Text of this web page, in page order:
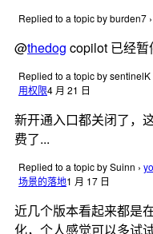
Replied to a topic by burden7 ›
@thedog copilot 已经暂
Replied to a topic by sentinelK
用权限4 月 21 日
新开通入口都关闭了，
费了...
Replied to a topic by Suinn ›
场景的落地1 月 17 日
近几个版本看起来都是
化，个人感觉可以多试